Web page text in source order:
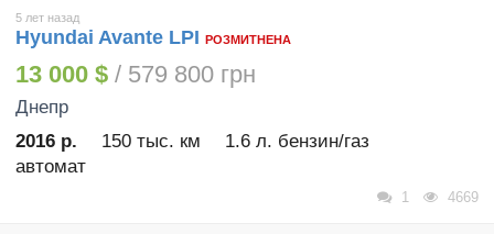
5 лет назад
Hyundai Avante LPI РОЗМИТНЕНА
13 000 $ / 579 800 грн
Днепр
2016 р.
150 тыс. км
1.6 л. бензин/газ
автомат
1 4669